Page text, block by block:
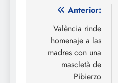
Navegación
entradas
Anterior:
València rinde
homenaje a las
madres con una
mascletà de
Pibierzo